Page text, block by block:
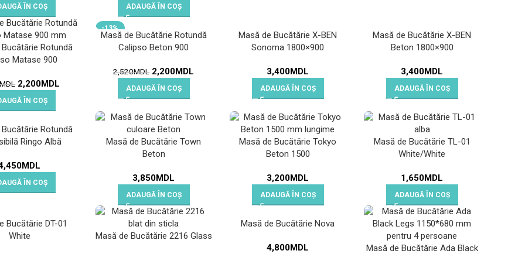
ÎN COȘ ADAUGĂ ÎN COȘ
Rotundă
Matase 900
MDL 2,200MDL
ÎN COȘ
-13%
Masă de Bucătărie Rotundă
Calipso Beton 900
2,520MDL 2,200MDL
ADAUGĂ ÎN COȘ
Masă de Bucătărie X-BEN
Sonoma 1800×900
3,400MDL
ADAUGĂ ÎN COȘ
Masă de Bucătărie X-BEN
Beton 1800×900
3,400MDL
ADAUGĂ ÎN COȘ
Rotundă
Ringo Albă
MDL
ÎN COȘ
Masă de Bucătărie Town
Beton
3,850MDL
ADAUGĂ ÎN COȘ
Masă de Bucătărie Tokyo
Beton 1500
3,200MDL
ADAUGĂ ÎN COȘ
Masă de Bucătărie TL-01
White/White
1,650MDL
ADAUGĂ ÎN COȘ
Bucătărie DT-01
White
Masă de Bucătărie 2216 Glass
Masă de Bucătărie Nova
4,800MDL
Masă de Bucătărie Ada Black